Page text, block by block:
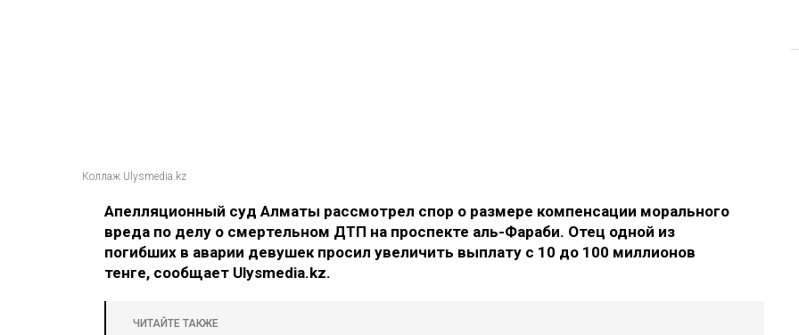
Коллаж Ulysmedia.kz
Апелляционный суд Алматы рассмотрел спор о размере компенсации морального
вреда по делу о смертельном ДТП на проспекте аль-Фараби. Отец одной из
погибших в аварии девушек просил увеличить выплату с 10 до 100 миллионов
тенге, сообщает Ulysmedia.kz.
ЧИТАЙТЕ ТАКЖЕ